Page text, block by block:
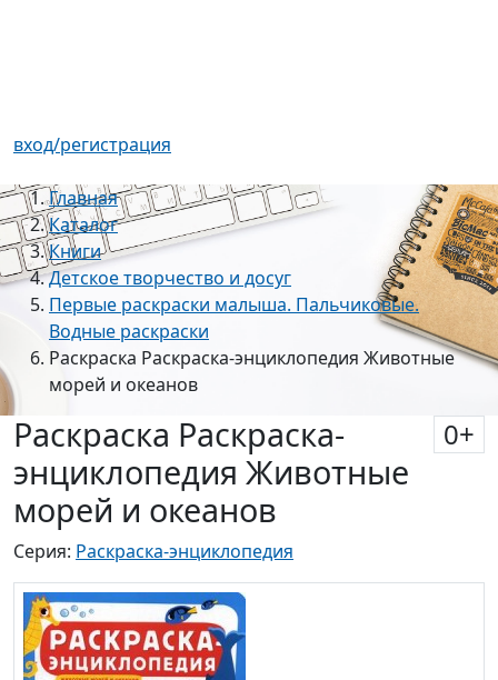
вход/регистрация
Главная
Каталог
Книги
Детское творчество и досуг
Первые раскраски малыша. Пальчиковые.
Водные раскраски
Раскраска Раскраска-энциклопедия Животные
морей и океанов
Раскраска Раскраска-
энциклопедия Животные
морей и океанов
0+
Серия: Раскраска-энциклопедия